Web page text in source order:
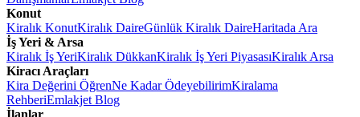
Konut
Kiralık KonutKiralık DaireGünlük Kiralık DaireHaritada Ara
İş Yeri & Arsa
Kiralık İş YeriKiralık DükkanKiralık İş Yeri PiyasasıKiralık Arsa
Kiracı Araçları
Kira Değerini ÖğrenNe Kadar ÖdeyebilirimKiralama
RehberiEmlakjet Blog
İlanlar